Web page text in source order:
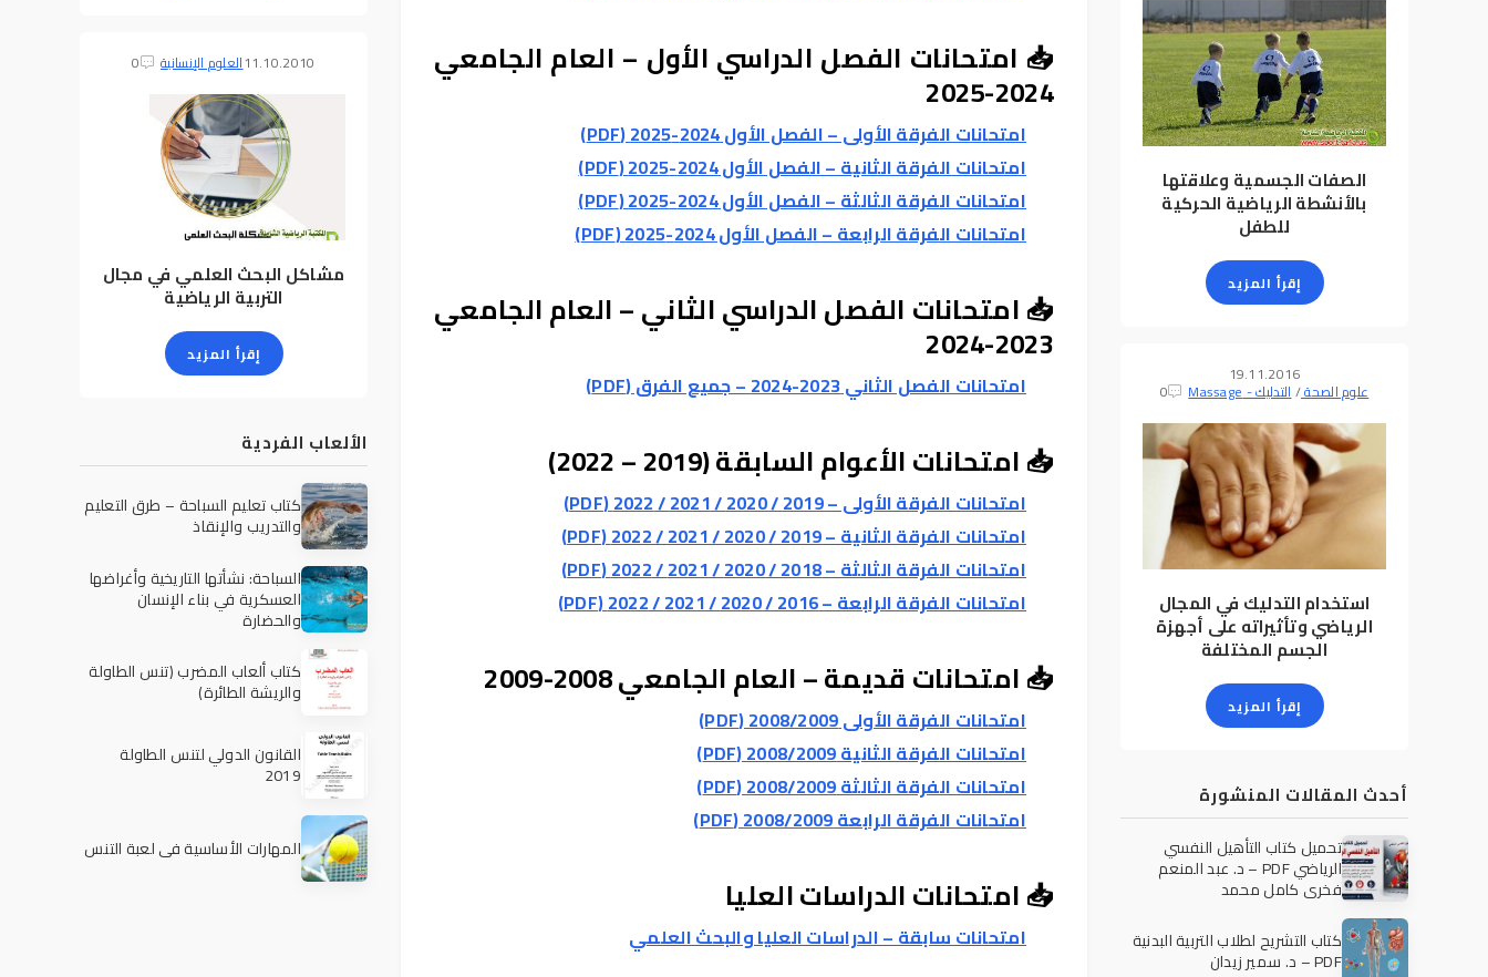
الصفات الجسمية وعلاقتها
بالأنشطة الرياضية الحركية
للطفل
إقرأ المزيد
19.11.2016
علوم الصحة/التدليك - Massage 0
استخدام التدليك في المجال
الرياضي وتأثيراته على أجهزة
الجسم المختلفة
إقرأ المزيد
أحدث المقالات المنشورة
تحميل كتاب التأهيل النفسي
الرياضي PDF – د. عبد المنعم
فخري كامل محمد
كتاب التشريح لطلاب التربية البدنية
PDF – د. سمير زيدان
📥 امتحانات الفصل الدراسي الأول – العام الجامعي
2024-2025
امتحانات الفرقة الأولى – الفصل الأول 2024-2025 (PDF)
امتحانات الفرقة الثانية – الفصل الأول 2024-2025 (PDF)
امتحانات الفرقة الثالثة – الفصل الأول 2024-2025 (PDF)
امتحانات الفرقة الرابعة – الفصل الأول 2024-2025 (PDF)
📥 امتحانات الفصل الدراسي الثاني – العام الجامعي
2023-2024
امتحانات الفصل الثاني 2023-2024 – جميع الفرق (PDF)
📥 امتحانات الأعوام السابقة (2019 – 2022)
امتحانات الفرقة الأولى – 2019 / 2020 / 2021 / 2022 (PDF)
امتحانات الفرقة الثانية – 2019 / 2020 / 2021 / 2022 (PDF)
امتحانات الفرقة الثالثة – 2018 / 2020 / 2021 / 2022 (PDF)
امتحانات الفرقة الرابعة – 2016 / 2020 / 2021 / 2022 (PDF)
📥 امتحانات قديمة – العام الجامعي 2008-2009
امتحانات الفرقة الأولى 2008/2009 (PDF)
امتحانات الفرقة الثانية 2008/2009 (PDF)
امتحانات الفرقة الثالثة 2008/2009 (PDF)
امتحانات الفرقة الرابعة 2008/2009 (PDF)
📥 امتحانات الدراسات العليا
امتحانات سابقة – الدراسات العليا والبحث العلمي
11.10.2010العلوم الإنسانية 0
مشاكل البحث العلمي في مجال
التربية الرياضية
إقرأ المزيد
الألعاب الفردية
كتاب تعليم السباحة – طرق التعليم
والتدريب والإنقاذ
السباحة: نشأتها التاريخية وأغراضها
العسكرية في بناء الإنسان
والحضارة
كتاب ألعاب المضرب (تنس الطاولة
والريشة الطائرة)
القانون الدولي لتنس الطاولة
2019
المهارات الأساسية في لعبة التنس